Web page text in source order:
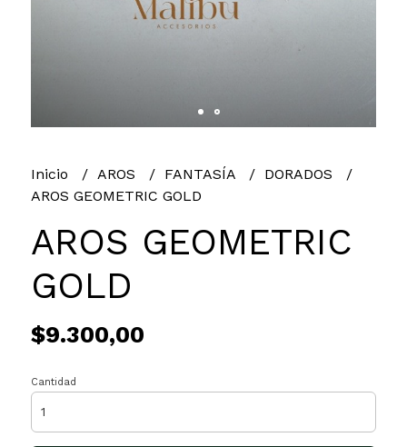
Inicio AROS FANTASÍA
DORADOS
AROS GEOMETRIC GOLD
AROS GEOMETRIC
GOLD
$9.300,00
Cantidad